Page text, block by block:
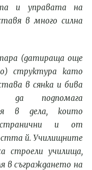
и управата на
в много силна
(датираща още
структура като
в сянка и бива
да подпомага
в дела, които
и от
й. Училищните
строели училища,
в съграждането на